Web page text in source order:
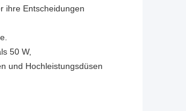
ihre Entscheidungen
50 W,
und Hochleistungsdüsen